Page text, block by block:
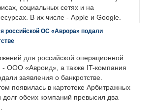
социальных сетях и на
В их числе - Apple и Google.
российской ОС «Аврора» подали
для российской операционной
- ООО «Авроид», а также IT-компания
заявления о банкротстве.
появилась в картотеке Арбитражных
долг обеих компаний превысил два